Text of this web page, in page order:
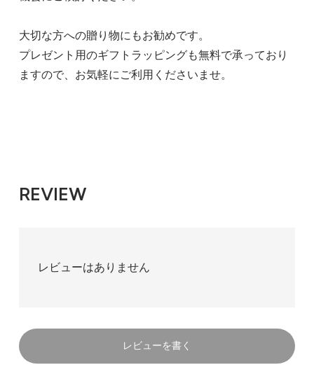
大切な方への贈り物にもお勧めです。
プレゼント用のギフトラッピングも無料で承っており
ますので、お気軽にご利用くださいませ。
REVIEW
レビューはありません
レビューを書く